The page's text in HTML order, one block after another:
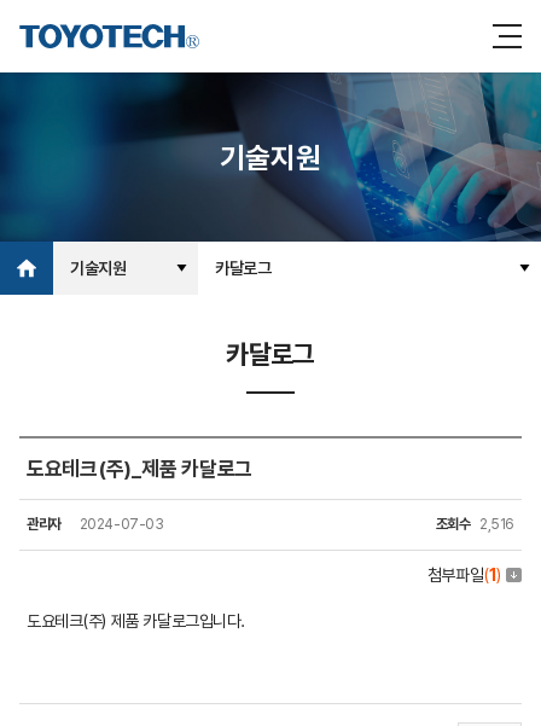
기술지원
기술지원 카달로그
카달로그
도요테크(주)_제품 카달로그
관리자 2024-07-03 조회수 2,516
첨부파일(1)
도요테크(주) 제품 카달로그입니다.